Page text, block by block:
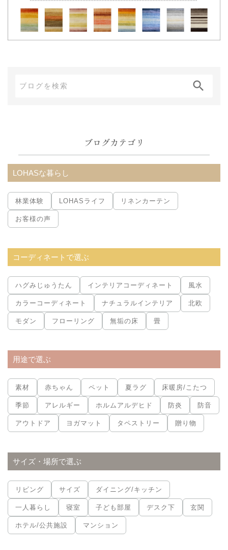
ブ
ブログカテゴリ
LOHASな暮らし
林業体験 LOHASライフ リネンカーテン
お客様の声
コーディネートで選ぶ
ハグみじゅうたん インテリアコーディネート 風水
カラーコーディネート ナチュラルインテリア 北欧
モダン フローリング 無垢の床 畳
用途で選ぶ
素材 赤ちゃん ペット 夏ラグ 床暖房/こたつ
季節 アレルギー ホルムアルデヒド 防炎 防音
アウトドア ヨガマット タペストリー 贈り物
サイズ・場所で選ぶ
リビング サイズ ダイニング/キッチン
一人暮らし 寝室 子ども部屋 デスク下 玄関
ホテル/公共施設 マンション